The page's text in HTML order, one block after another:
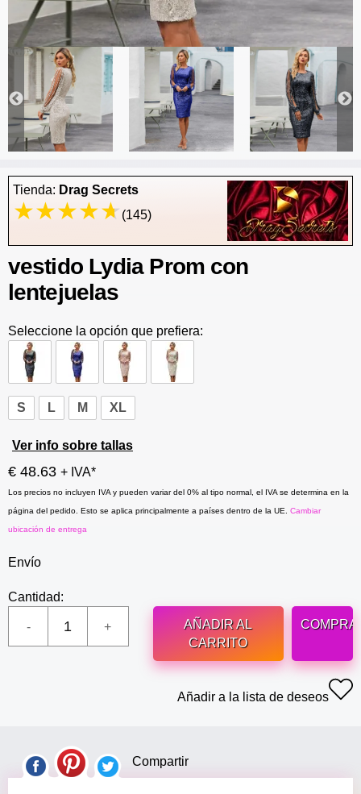
Tienda: Drag Secrets
(145)
vestido Lydia Prom con
lentejuelas
Seleccione la opción que prefiera:
S L M XL
Ver info sobre tallas
€ 48.63 + IVA*
Los precios no incluyen IVA y pueden variar del 0% al tipo normal, el IVA se determina en la
página del pedido. Esto se aplica principalmente a países dentro de la UE. Cambiar
ubicación de entrega
Envío
Cantidad:
AÑADIR AL
CARRITO
Añadir a la lista de deseos
Compartir